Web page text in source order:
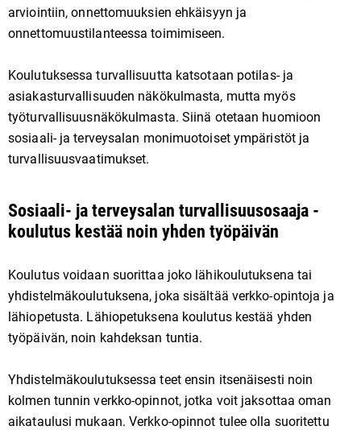
arviointiin, onnettomuuksien ehkäisyyn ja
onnettomuustilanteessa toimimiseen.
Koulutuksessa turvallisuutta katsotaan potilas- ja
asiakasturvallisuuden näkökulmasta, mutta myös
työturvallisuusnäkökulmasta. Siinä otetaan huomioon
sosiaali- ja terveysalan monimuotoiset ympäristöt ja
turvallisuusvaatimukset.
Sosiaali- ja terveysalan turvallisuusosaaja -
koulutus kestää noin yhden työpäivän
Koulutus voidaan suorittaa joko lähikoulutuksena tai
yhdistelmäkoulutuksena, joka sisältää verkko-opintoja ja
lähiopetusta. Lähiopetuksena koulutus kestää yhden
työpäivän, noin kahdeksan tuntia.
Yhdistelmäkoulutuksessa teet ensin itsenäisesti noin
kolmen tunnin verkko-opinnot, jotka voit jaksottaa oman
aikataulusi mukaan. Verkko-opinnot tulee olla suoritettu